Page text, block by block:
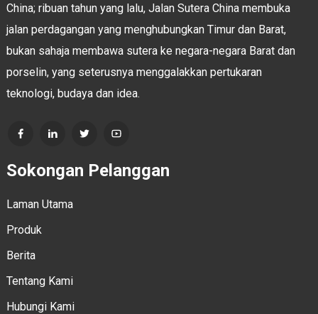
China; ribuan tahun yang lalu, Jalan Sutera China membuka
jalan perdagangan yang menghubungkan Timur dan Barat,
bukan sahaja membawa sutera ke negara-negara Barat dan
porselin, yang seterusnya menggalakkan pertukaran
teknologi, budaya dan idea.
Sokongan Pelanggan
Laman Utama
Produk
Berita
Tentang Kami
Hubungi Kami